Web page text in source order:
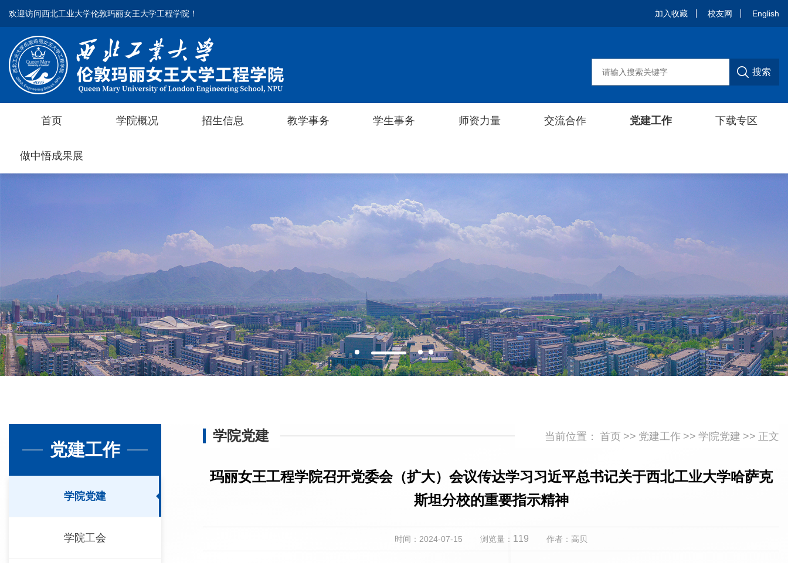
欢迎访问西北工业大学伦敦玛丽女王大学工程学院！ 加入收藏 校友网 English
搜索
首页 学院概况 招生信息 教学事务 学生事务 师资力量 交流合作 党建工作 下载专区
做中悟成果展
欢迎访问西北工业大学伦敦玛丽女王大学工程学院！ 加入收藏 校友网 English
搜索
首页 学院概况 招生信息 教学事务 学生事务 师资力量 交流合作 党建工作 下载专区
做中悟成果展
党建工作
学院党建
学院工会
学院党建 当前位置： 首页 >> 党建工作 >> 学院党建 >> 正文
玛丽女王工程学院召开党委会（扩大）会议传达学习习近平总书记关于西北工业大学哈萨克
斯坦分校的重要指示精神
时间：2024-07-15 浏览量： 119 作者：高贝